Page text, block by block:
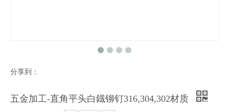
分享到：
五金加工-直角平头白鐡铆钉316,304,302材质